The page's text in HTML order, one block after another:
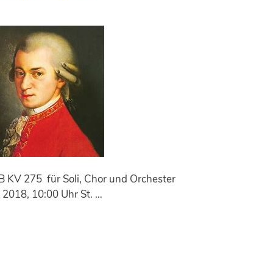
KV 275 für Soli, Chor und Orchester
10:00 Uhr St. …